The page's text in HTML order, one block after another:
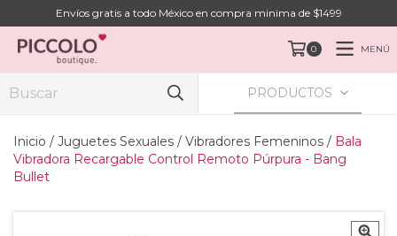
Envíos gratis a todo México en compra minima de $1499
0 MENÚ
PRODUCTOS
Inicio / Juguetes Sexuales / Vibradores Femeninos / Bala
Vibradora Recargable Control Remoto Púrpura - Bang
Bullet